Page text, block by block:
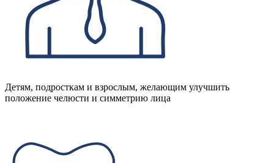
Детям, подросткам и взрослым, желающим улучшить
положение челюсти и симметрию лица